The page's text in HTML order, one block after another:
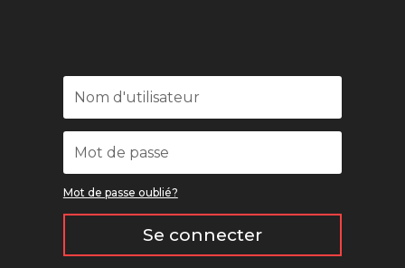
Mot de passe oublié?
Se connecter